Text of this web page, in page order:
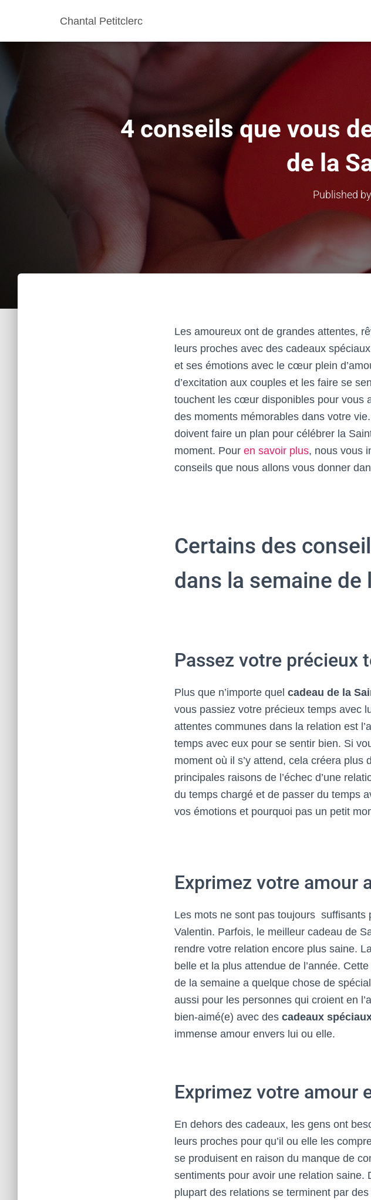
Chantal Petitclerc
4 conseils que vous
de la
Published by
Les amoureux ont de grandes attentes,
leurs proches avec des cadeaux
et ses émotions avec le cœur plein
d’excitation aux couples et les faire se
touchent les cœur disponibles pour vous
des moments mémorables dans votre
doivent faire un plan pour célébrer la
moment. Pour en savoir plus, nous vous
conseils que nous allons vous donner
Certains des
dans la semaine de
Passez votre précieux
Plus que n’importe quel cadeau de la
vous passiez votre précieux temps avec
attentes communes dans la relation est
temps avec eux pour se sentir bien. Si
moment où il s’y attend, cela créera plus
principales raisons de l’échec d’une
du temps chargé et de passer du temps
vos émotions et pourquoi pas un petit
Exprimez votre amour
Les mots ne sont pas toujours suffisants
Valentin. Parfois, le meilleur cadeau de
rendre votre relation encore plus saine.
belle et la plus attendue de l’année.
de la semaine a quelque chose de
aussi pour les personnes qui croient en
bien-aimé(e) avec des cadeaux
immense amour envers lui ou elle.
Exprimez votre amour
En dehors des cadeaux, les gens ont
leurs proches pour qu’il ou elle les
se produisent en raison du manque de
sentiments pour avoir une relation
plupart des relations se terminent par